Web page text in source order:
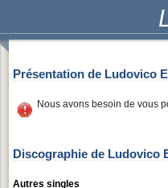
Présentation de Ludovico
Nous avons besoin de vous
Discographie de Ludovico
Autres singles